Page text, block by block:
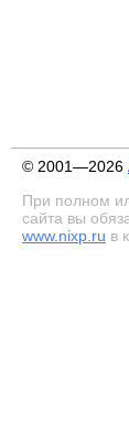
© 2001—2026
При полном
сайта вы
www.nixp.ru в